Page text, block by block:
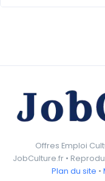
Offres Emploi
JobCulture.fr •
Plan du site •